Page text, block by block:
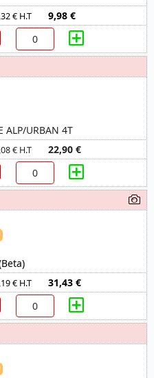
€ H.T 9,98 €
ALP/URBAN 4T
€ H.T 22,90 €
€ H.T 31,43 €